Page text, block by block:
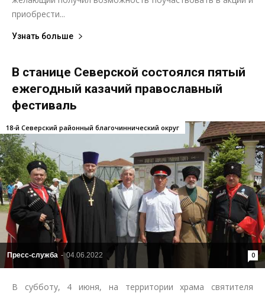
приобрести...
Узнать больше
В станице Северской состоялся пятый
ежегодный казачий православный
фестиваль
Пресс-служба - 04.06.2022 0
18-й Северский районный благочиннический округ
В субботу, 4 июня, на территории храма святителя